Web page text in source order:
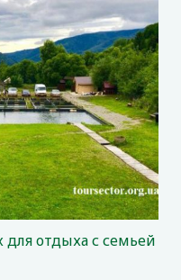
отдыха с семьей